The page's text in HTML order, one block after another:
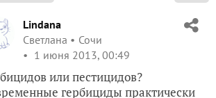
Lindana
Светлана
Сочи
1 июня 2013, 00:49
или пестицидов?
гербициды практически